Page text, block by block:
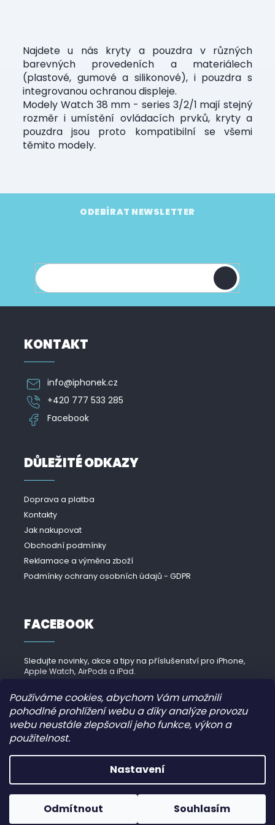
Používáme cookies, abychom Vám umožnili
pohodlné prohlížení webu a díky analýze provozu
webu neustále zlepšovali jeho funkce, výkon a
použitelnost.
Nastavení
Odmítnout Souhlasím
c
í
p
r
v
k
y
v
ý
u
Najdete u nás kryty a pouzdra v různých
barevných provedeních a materiálech
(plastové, gumové a silikonové), i pouzdra s
integrovanou ochranou displeje.
Modely Watch 38 mm - series 3/2/1 mají stejný
rozměr i umístění ovládacích prvků, kryty a
pouzdra jsou proto kompatibilní se všemi
těmito modely.
ODEBÍRAT NEWSLETTER
KONTAKT
info@iphonek.cz
+420 777 533 285
Facebook
DŮLEŽITÉ ODKAZY
Doprava a platba
Kontakty
Jak nakupovat
Obchodní podmínky
Reklamace a výměna zboží
Podmínky ochrany osobních údajů - GDPR
FACEBOOK
Sledujte novinky, akce a tipy na příslušenství pro iPhone,
Apple Watch, AirPods a iPad.
Vytvořil Shoptet
iPhonek.cz . Všechna práva vyhrazena.